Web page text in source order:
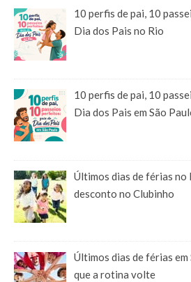
10 perfis de pai, 10
Dia dos Pais no Rio
10 perfis de pai, 10
Dia dos Pais em São
Últimos dias de férias no
desconto no Clubinho
Últimos dias de férias
que a rotina volte